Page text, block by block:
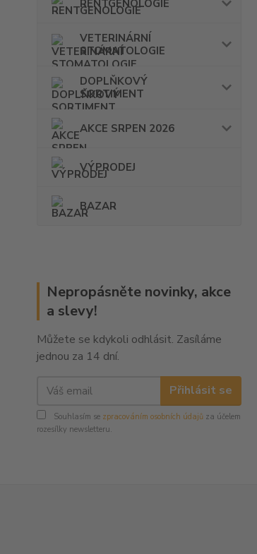
RENTGENOLOGIE
VETERINÁRNÍ
STOMATOLOGIE
DOPLŇKOVÝ
SORTIMENT
AKCE SRPEN 2026
VÝPRODEJ
BAZAR
Nepropásněte novinky, akce
a slevy!
Můžete se kdykoli odhlásit. Zasíláme
jednou za 14 dní.
Přihlásit se
Souhlasím se zpracováním osobních údajů za účelem
rozesílky newsletteru.